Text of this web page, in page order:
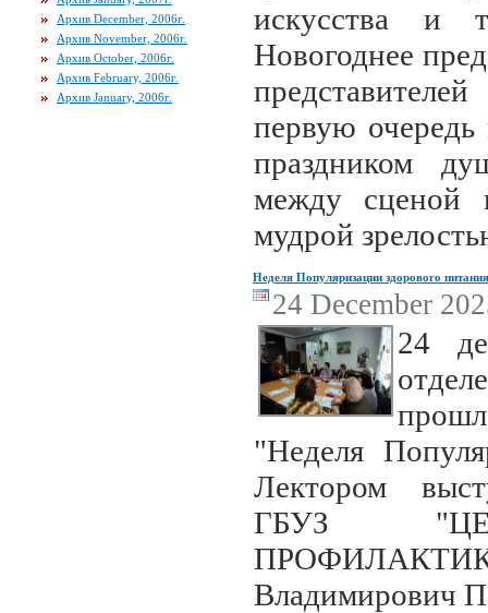
Архив December, 2006г.
Архив November, 2006г.
Архив October, 2006г.
Архив February, 2006г.
Архив January, 2006г.
искусства и
Новогоднее
первую
праздником
между
мудрой
Неделя Популяризации здорового питания
24 December
24
"Неделя
Лектором
ГБУЗ
Владимирович